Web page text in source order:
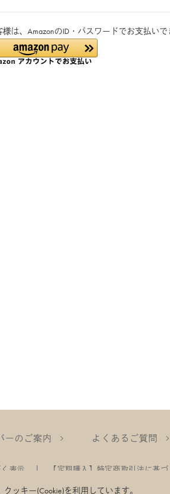
は、AmazonのID・パスワードでお支払いで
ーのご案内 よくあるご質問
表示 【定期購入】特定商取引法に基
ッキー(Cookie)を利用しています。